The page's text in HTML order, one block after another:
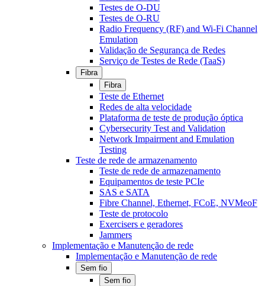
Testes de O-DU
Testes de O-RU
Radio Frequency (RF) and Wi-Fi Channel
Emulation
Validação de Segurança de Redes
Serviço de Testes de Rede (TaaS)
Fibra
Fibra
Teste de Ethernet
Redes de alta velocidade
Plataforma de teste de produção óptica
Cybersecurity Test and Validation
Network Impairment and Emulation
Testing
Teste de rede de armazenamento
Teste de rede de armazenamento
Equipamentos de teste PCIe
SAS e SATA
Fibre Channel, Ethernet, FCoE, NVMeoF
Teste de protocolo
Exercisers e geradores
Jammers
Implementação e Manutenção de rede
Implementação e Manutenção de rede
Sem fio
Sem fio